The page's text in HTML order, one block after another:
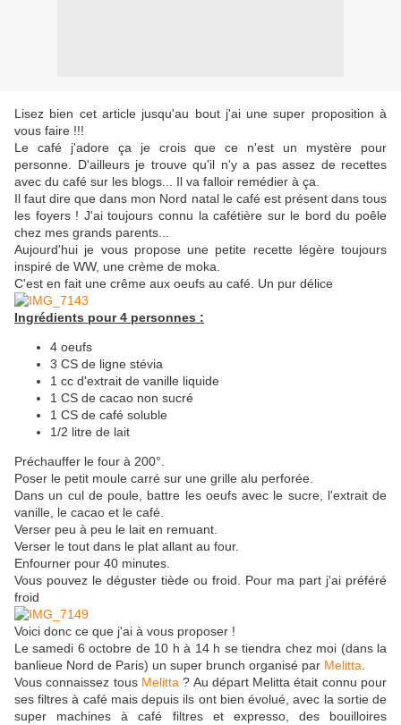
Lisez bien cet article jusqu'au bout j'ai une super proposition à
vous faire !!!
Le café j'adore ça je crois que ce n'est un mystère pour
personne. D'ailleurs je trouve qu'il n'y a pas assez de recettes
avec du café sur les blogs... Il va falloir remédier à ça.
Il faut dire que dans mon Nord natal le café est présent dans tous
les foyers ! J'ai toujours connu la cafétière sur le bord du poêle
chez mes grands parents...
Aujourd'hui je vous propose une petite recette légère toujours
inspiré de WW, une crème de moka.
C'est en fait une crême aux oeufs au café. Un pur délice
Ingrédients pour 4 personnes :
4 oeufs
3 CS de ligne stévia
1 cc d'extrait de vanille liquide
1 CS de cacao non sucré
1 CS de café soluble
1/2 litre de lait
Préchauffer le four à 200°.
Poser le petit moule carré sur une grille alu perforée.
Dans un cul de poule, battre les oeufs avec le sucre, l'extrait de
vanille, le cacao et le café.
Verser peu à peu le lait en remuant.
Verser le tout dans le plat allant au four.
Enfourner pour 40 minutes.
Vous pouvez le déguster tiède ou froid. Pour ma part j'ai préféré
froid
Voici donc ce que j'ai à vous proposer !
Le samedi 6 octobre de 10 h à 14 h se tiendra chez moi (dans la
banlieue Nord de Paris) un super brunch organisé par Melitta
Vous connaissez tous Melitta ? Au départ Melitta était connu pour
ses filtres à café mais depuis ils ont bien évolué, avec la sortie de
super machines à café filtres et expresso, des bouilloires